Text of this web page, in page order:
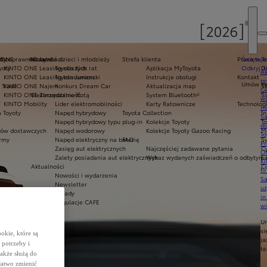
Odkryj
Umów
KINTO ONE Leasing niższych rat
KINTO ONE Leasing konsumencki
KINTO ONE Najem
KINTO ONE Zarządzanie flotą
KINTO Mobility
dostawczych
Strefa klienta
Aplikacja MyToyota
Instrukcje obsługi
Aktualizacja map
System Bluetooth®
Karty Ratownicze
Toyota Collection
Kolekcje Toyoty
Kolekcje Toyoty Gazoo Racing
FAQ
Najczęściej zadawane pytania
Wykaz wydanych zaświadczeń o odbytym
Aktualności
Kluby dla dzieci i młodzieży
Toyota Kids
Toyota Juniors
Konkurs Dream Car
Elektromobilność
Lider elektromobilności
Napęd hybrydowy
Napęd hybrydowy typu plug-in
Napęd wodorowy
Napęd elektryczny na baterię
Zasięg aut elektrycznych
Zalety posiadania aut elektrycznych
Aktualności
Nowości i wydarzenia
Newsletter
Porady
Regulacje CAFE
Praca w
Kontakt
które są
potrzeby i
służą do
zmienić